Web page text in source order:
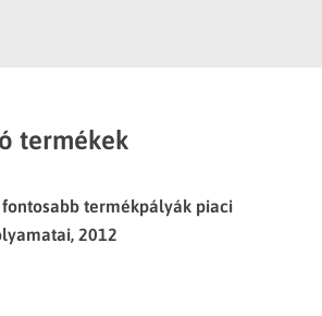
termékek
fontosabb termékpályák piaci
2012